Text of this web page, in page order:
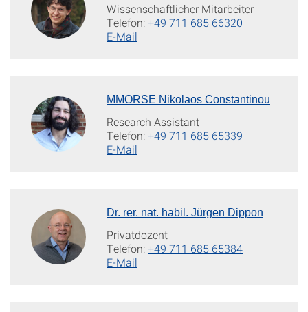
Wissenschaftlicher Mitarbeiter
Telefon:+49 711 685 66320
E-Mail
MMORSE Nikolaos Constantinou
Research Assistant
Telefon:+49 711 685 65339
E-Mail
Dr. rer. nat. habil. Jürgen Dippon
Privatdozent
Telefon:+49 711 685 65384
E-Mail